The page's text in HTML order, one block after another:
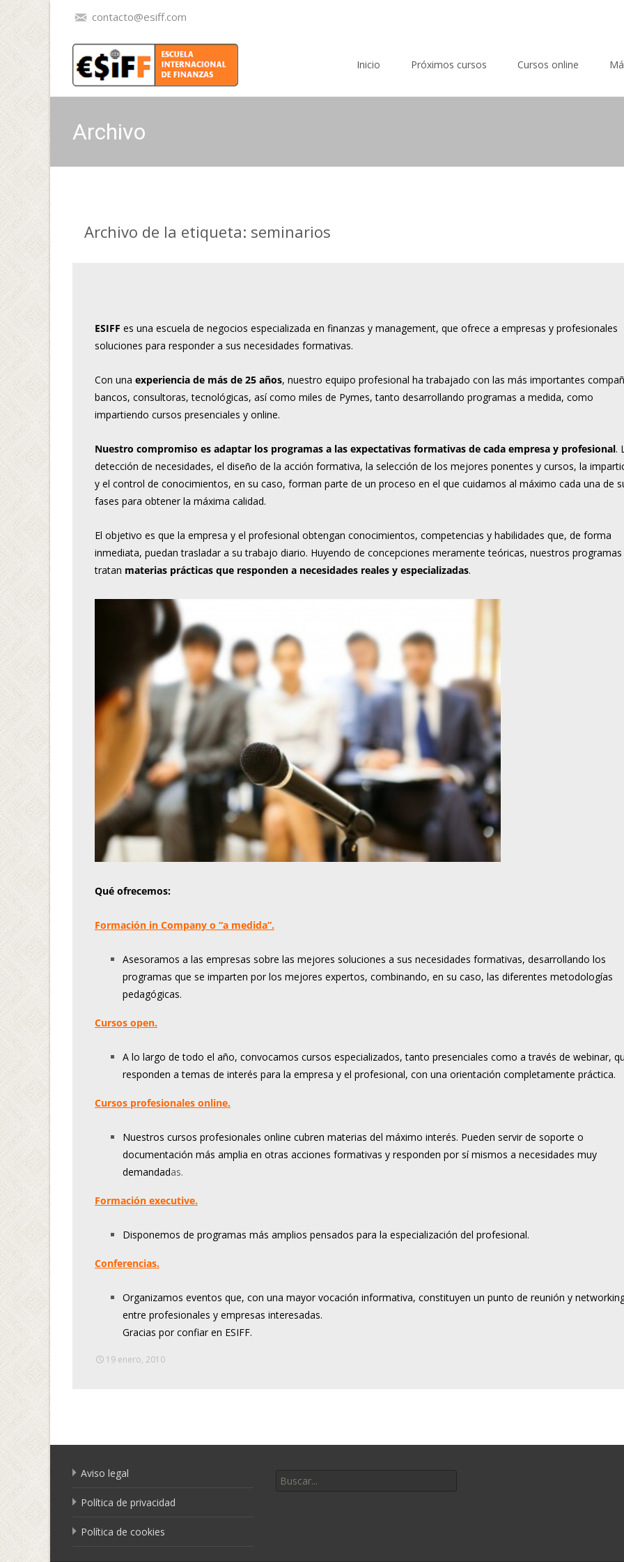
contacto@esiff.com
Inicio
Próximos cursos Cursos online
Archivo
Archivo de la etiqueta: seminarios
ESIFF es una escuela de negocios especializada en finanzas y management, que ofrece a empresas y profesionales
soluciones para responder a sus necesidades formativas.
Con una experiencia de más de 25 años, nuestro equipo profesional ha trabajado con las más importantes
bancos, consultoras, tecnológicas, así como miles de Pymes, tanto desarrollando programas a medida, como
impartiendo cursos presenciales y online.
Nuestro compromiso es adaptar los programas a las expectativas formativas de cada empresa y profesional.
detección de necesidades, el diseño de la acción formativa, la selección de los mejores ponentes y cursos, la
y el control de conocimientos, en su caso, forman parte de un proceso en el que cuidamos al máximo cada una de
fases para obtener la máxima calidad.
El objetivo es que la empresa y el profesional obtengan conocimientos, competencias y habilidades que, de forma
inmediata, puedan trasladar a su trabajo diario. Huyendo de concepciones meramente teóricas, nuestros programas
tratan materias prácticas que responden a necesidades reales y especializadas.
Qué ofrecemos:
Formación in Company o “a medida”.
Asesoramos a las empresas sobre las mejores soluciones a sus necesidades formativas, desarrollando los
programas que se imparten por los mejores expertos, combinando, en su caso, las diferentes metodologías
pedagógicas.
Cursos open.
A lo largo de todo el año, convocamos cursos especializados, tanto presenciales como a través de webinar,
responden a temas de interés para la empresa y el profesional, con una orientación completamente práctica.
Cursos profesionales online.
Nuestros cursos profesionales online cubren materias del máximo interés. Pueden servir de soporte o
documentación más amplia en otras acciones formativas y responden por sí mismos a necesidades muy
demandadas.
Formación executive.
Disponemos de programas más amplios pensados para la especialización del profesional.
Conferencias.
Organizamos eventos que, con una mayor vocación informativa, constituyen un punto de reunión y
entre profesionales y empresas interesadas.
Gracias por confiar en ESIFF.
19 enero, 2010
Aviso legal
Política de privacidad
Política de cookies